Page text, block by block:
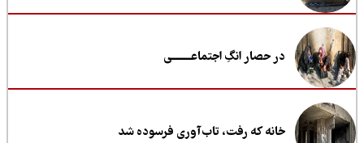
در حصار انگِ اجتماعــــــــی
خانه که رفت، تاب‌آوری فرسوده شد